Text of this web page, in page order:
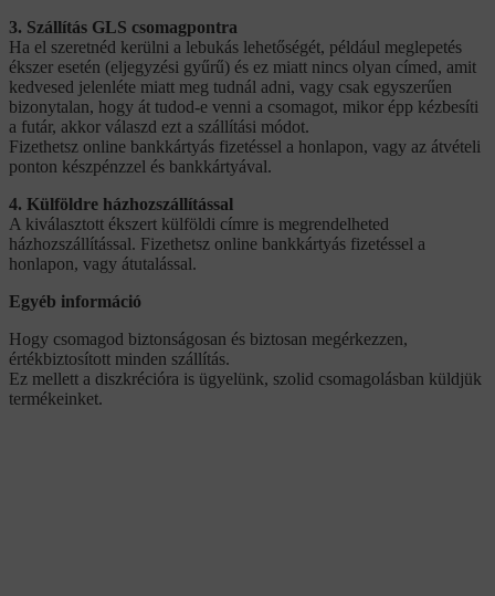
3. Szállítás GLS csomagpontra
Ha el szeretnéd kerülni a lebukás lehetőségét, például meglepetés
ékszer esetén (eljegyzési gyűrű) és ez miatt nincs olyan címed, amit
kedvesed jelenléte miatt meg tudnál adni, vagy csak egyszerűen
bizonytalan, hogy át tudod-e venni a csomagot, mikor épp kézbesíti
a futár, akkor válaszd ezt a szállítási módot.
Fizethetsz online bankkártyás fizetéssel a honlapon, vagy az átvételi
ponton készpénzzel és bankkártyával.
4. Külföldre házhozszállítással
A kiválasztott ékszert külföldi címre is megrendelheted
házhozszállítással. Fizethetsz online bankkártyás fizetéssel a
honlapon, vagy átutalással.
Egyéb információ
Hogy csomagod biztonságosan és biztosan megérkezzen,
értékbiztosított minden szállítás.
Ez mellett a diszkrécióra is ügyelünk, szolid csomagolásban küldjük
termékeinket.